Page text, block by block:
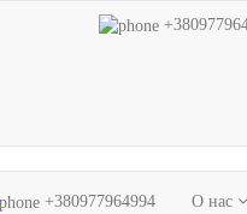
+380977964994 О нас